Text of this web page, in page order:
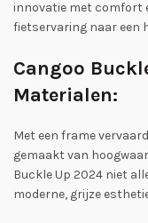
innovatie met comfort
fietservaring naar een
Cangoo
Materialen:
Met een frame
gemaakt van
Buckle Up 2024 niet
moderne, grijze